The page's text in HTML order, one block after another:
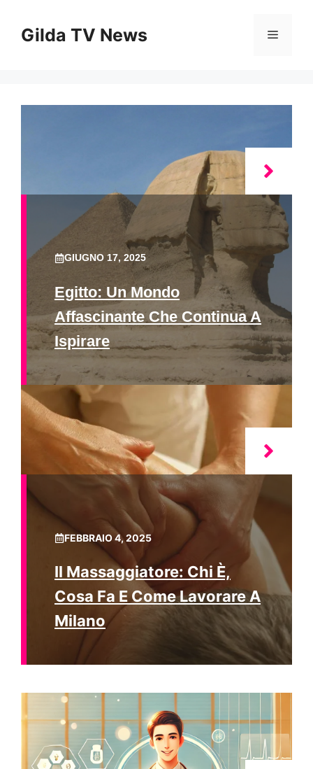
contenuto
Gilda TV News Menu
GIUGNO 17, 2025
Egitto: Un Mondo
Affascinante Che Continua A
Ispirare
FEBBRAIO 4, 2025
Il Massaggiatore: Chi È,
Cosa Fa E Come Lavorare A
Milano